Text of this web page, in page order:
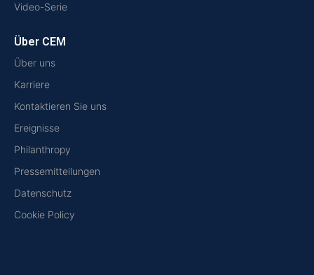
Video-Serie
Über CEM
Über uns
Karriere
Kontaktieren Sie uns
Ereignisse
Philanthropy
Pressemitteilungen
Datenschutz
Cookie Policy